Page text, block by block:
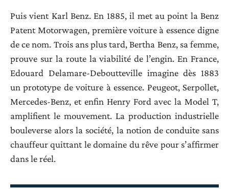
Puis vient Karl Benz. En 1885, il met au point la Benz
Patent Motorwagen, première voiture à essence digne
de ce nom. Trois ans plus tard, Bertha Benz, sa femme,
prouve sur la route la viabilité de l’engin. En France,
Edouard Delamare-Deboutteville imagine dès 1883
un prototype de voiture à essence. Peugeot, Serpollet,
Mercedes-Benz, et enfin Henry Ford avec la Model T,
amplifient le mouvement. La production industrielle
bouleverse alors la société, la notion de conduite sans
chauffeur quittant le domaine du rêve pour s’affirmer
dans le réel.